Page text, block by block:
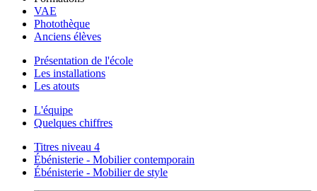
VAE
Photothèque
Anciens élèves
Présentation de l'école
Les installations
Les atouts
L'équipe
Quelques chiffres
Titres niveau 4
Ébénisterie - Mobilier contemporain
Ébénisterie - Mobilier de style